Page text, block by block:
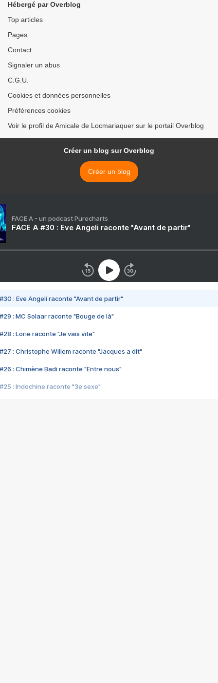
Hébergé par Overblog
Top articles
Pages
Contact
Signaler un abus
C.G.U.
Cookies et données personnelles
Préférences cookies
Voir le profil de Amicale de Locmariaquer sur le portail Overblog
Créer un blog sur Overblog
Créer un blog
FACE A - un podcast Purecharts
FACE A #30 : Eve Angeli raconte "Avant de partir"
#30 : Eve Angeli raconte "Avant de partir"
#29 : MC Solaar raconte "Bouge de là"
#28 : Lorie raconte "Je vais vite"
#27 : Christophe Willem raconte "Jacques a dit"
#26 : Chimène Badi raconte "Entre nous"
#25 : Indochine raconte "3e sexe"